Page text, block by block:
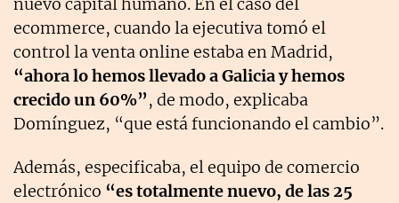
ecommerce, cuando la ejecutiva tomó el
control la venta online estaba en Madrid,
“ahora lo hemos llevado a Galicia y hemos
crecido un 60%”, de modo, explicaba
Domínguez, “que está funcionando el cambio”.
Además, especificaba, el equipo de comercio
electrónico “es totalmente nuevo, de las 25